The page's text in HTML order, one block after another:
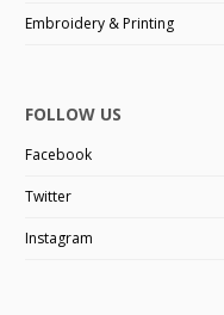
Embroidery & Printing
FOLLOW US
Facebook
Twitter
Instagram